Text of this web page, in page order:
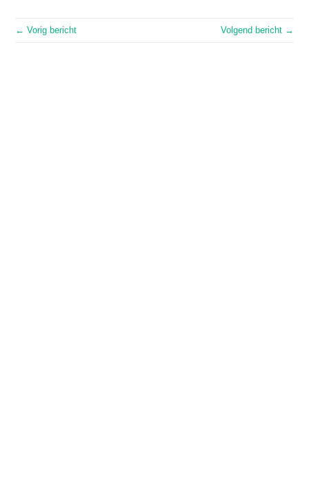
← Vorig bericht Volgend bericht →